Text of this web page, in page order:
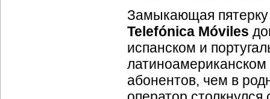
Замыкающая пятерку
Telefónica Móviles
испанском и
абонентов, чем в